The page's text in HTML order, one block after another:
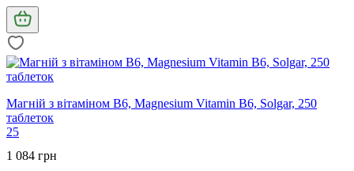
Магній з вітаміном В6, Magnesium Vitamin B6, Solgar, 250
таблеток
25
1 084 грн